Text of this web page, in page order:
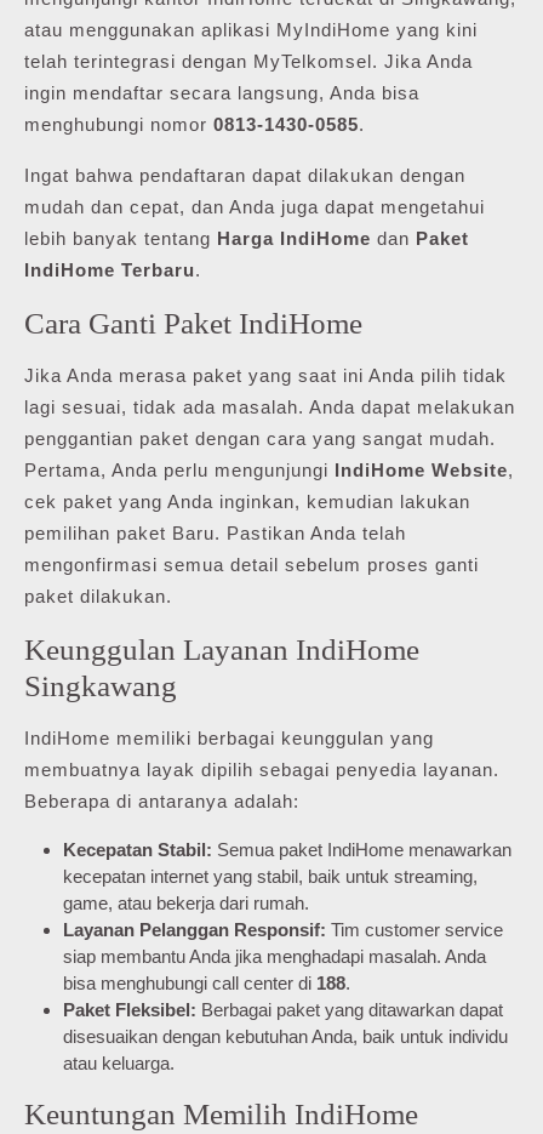
atau menggunakan aplikasi MyIndiHome yang kini
telah terintegrasi dengan MyTelkomsel. Jika Anda
ingin mendaftar secara langsung, Anda bisa
menghubungi nomor 0813-1430-0585.
Ingat bahwa pendaftaran dapat dilakukan dengan
mudah dan cepat, dan Anda juga dapat mengetahui
lebih banyak tentang Harga IndiHome dan Paket
IndiHome Terbaru.
Cara Ganti Paket IndiHome
Jika Anda merasa paket yang saat ini Anda pilih tidak
lagi sesuai, tidak ada masalah. Anda dapat melakukan
penggantian paket dengan cara yang sangat mudah.
Pertama, Anda perlu mengunjungi IndiHome Website,
cek paket yang Anda inginkan, kemudian lakukan
pemilihan paket Baru. Pastikan Anda telah
mengonfirmasi semua detail sebelum proses ganti
paket dilakukan.
Keunggulan Layanan IndiHome
Singkawang
IndiHome memiliki berbagai keunggulan yang
membuatnya layak dipilih sebagai penyedia layanan.
Beberapa di antaranya adalah:
Kecepatan Stabil: Semua paket IndiHome menawarkan
kecepatan internet yang stabil, baik untuk streaming,
game, atau bekerja dari rumah.
Layanan Pelanggan Responsif: Tim customer service
siap membantu Anda jika menghadapi masalah. Anda
bisa menghubungi call center di 188.
Paket Fleksibel: Berbagai paket yang ditawarkan dapat
disesuaikan dengan kebutuhan Anda, baik untuk individu
atau keluarga.
Keuntungan Memilih IndiHome